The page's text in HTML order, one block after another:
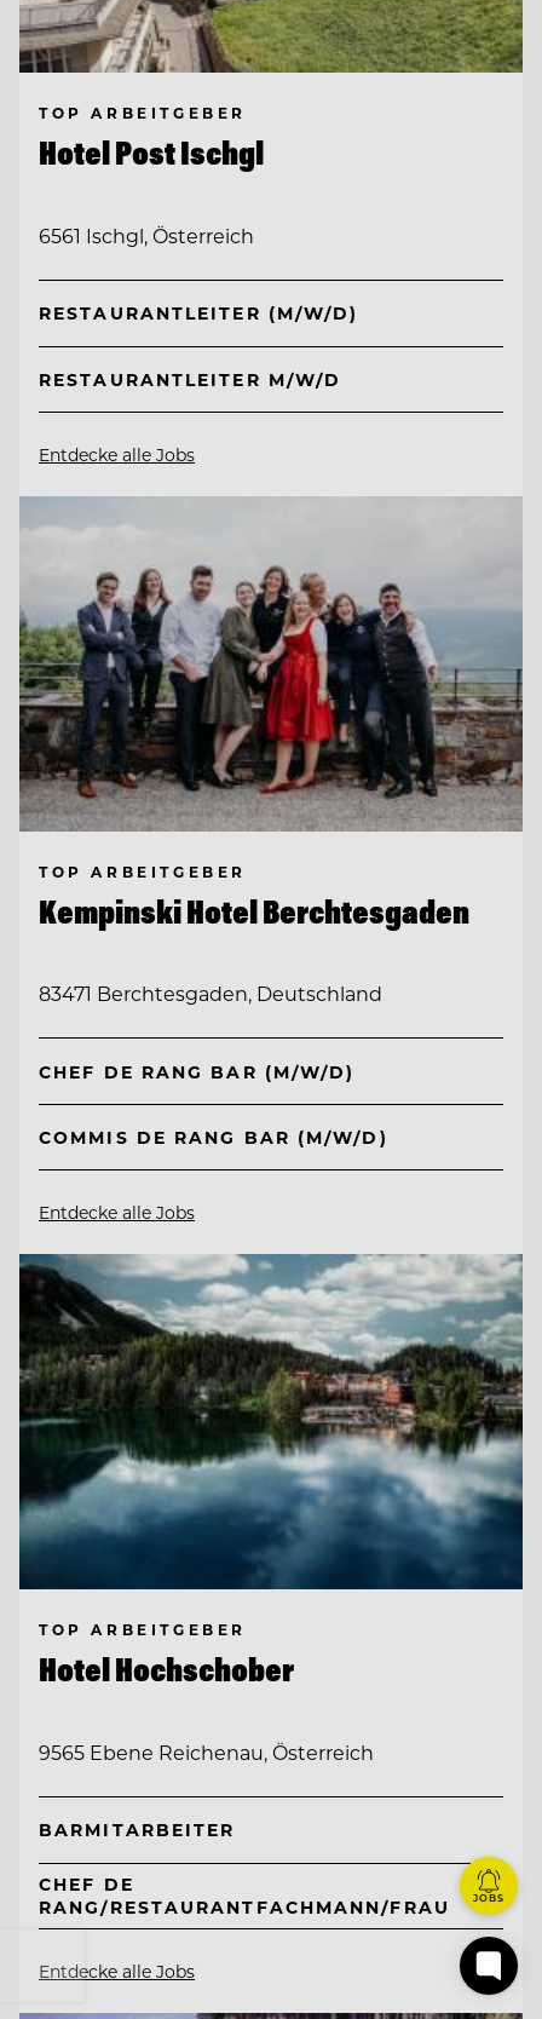
TOP ARBEITGEBER
Hotel Post Ischgl
6561 Ischgl, Österreich
RESTAURANTLEITER (M/W/D)
RESTAURANTLEITER M/W/D
Entdecke alle Jobs
TOP ARBEITGEBER
Kempinski Hotel Berchtesgaden
83471 Berchtesgaden, Deutschland
CHEF DE RANG BAR (M/W/D)
COMMIS DE RANG BAR (M/W/D)
Entdecke alle Jobs
TOP ARBEITGEBER
Hotel Hochschober
9565 Ebene Reichenau, Österreich
BARMITARBEITER
CHEF DE
RANG/RESTAURANTFACHMANN/FRAU
Entdecke alle Jobs
JOBS